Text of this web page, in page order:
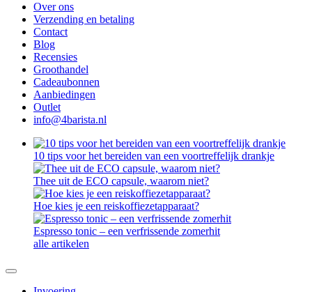
Over ons
Verzending en betaling
Contact
Blog
Recensies
Groothandel
Cadeaubonnen
Aanbiedingen
Outlet
info@4barista.nl
10 tips voor het bereiden van een voortreffelijk drankje
Thee uit de ECO capsule, waarom niet?
Hoe kies je een reiskoffiezetapparaat?
Espresso tonic – een verfrissende zomerhit
alle artikelen